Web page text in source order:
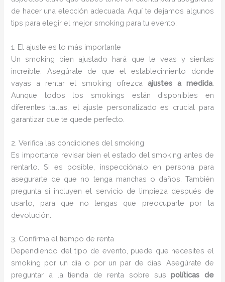
de hacer una elección adecuada. Aquí te dejamos algunos
tips para elegir el mejor smoking para tu evento:
1. El ajuste es lo más importante
Un smoking bien ajustado hará que te veas y sientas
increíble. Asegúrate de que el establecimiento donde
vayas a rentar el smoking ofrezca ajustes a medida.
Aunque todos los smokings están disponibles en
diferentes tallas, el ajuste personalizado es crucial para
garantizar que te quede perfecto.
2. Verifica las condiciones del smoking
Es importante revisar bien el estado del smoking antes de
rentarlo. Si es posible, inspecciónalo en persona para
asegurarte de que no tenga manchas o daños. También
pregunta si incluyen el servicio de limpieza después de
usarlo, para que no tengas que preocuparte por la
devolución.
3. Confirma el tiempo de renta
Dependiendo del tipo de evento, puede que necesites el
smoking por un día o por un par de días. Asegúrate de
preguntar a la tienda de renta sobre suspolíticas de